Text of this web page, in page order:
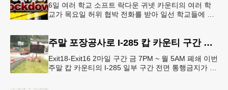
6일 여러 학교 소프트 락다운 귀넷 카운티의 여러 학
교가 목요일 허위 협박 전화를 받아 일선 학교들에 일
주말 포장공사로 I-285 캅 카운티 구간 통행금지
Exit18-Exit16 2마일 구간 금 7PM ~ 월 5AM 폐쇄 이번
주말 캅 카운티의 I-285 일부 구간 전면 통행금지가 시